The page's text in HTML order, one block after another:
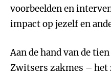
voorbeelden en
impact op jezelf en
Aan de hand van de
Zwitsers zakmes – het